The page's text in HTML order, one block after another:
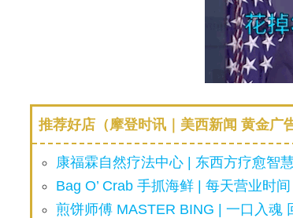
推荐好店（摩登时讯｜美西新闻 黄金广
康福霖自然疗法中心 | 东西方疗愈智
Bag O’ Crab 手抓海鲜 | 每天营业时
煎饼师傅 MASTER BING | 一口入魂